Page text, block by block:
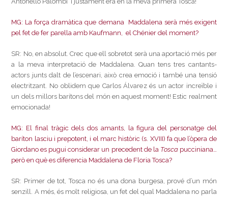
MG: La força dramàtica que demana Maddalena serà més exigent
pel fet de fer parella amb Kaufmann, el Chénier del moment?
SR: No, en absolut. Crec que ell sobretot serà una aportació més per
a la meva interpretació de Maddalena. Quan tens tres cantants-
actors junts dalt de l’escenari, això crea emoció i també una tensió
electritzant. No oblidem que Carlos Álvarez és un actor increïble i
un dels millors barítons del món en aquest moment! Estic realment
emocionada!
MG: El final tràgic dels dos amants, la figura del personatge del
baríton lasciu i prepotent, i el marc històric (s. XVIII) fa que l’òpera de
Giordano es pugui considerar un precedent de la Toscapucciniana…
però en què es diferencia Maddalena de Floria Tosca?
SR: Primer de tot, Tosca no és una dona burgesa, prové d’un món
senzill. A més, és molt religiosa, un fet del qual Maddalena no parla